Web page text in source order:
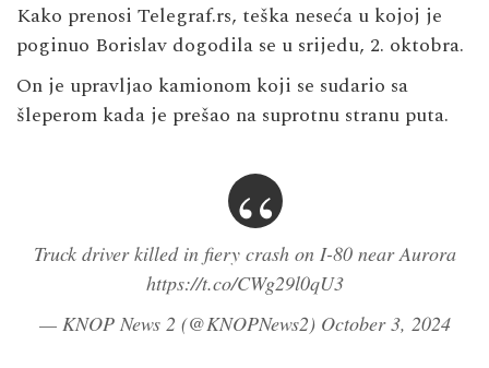
Kako prenosi Telegraf.rs, teška neseća u kojoj je
poginuo Borislav dogodila se u srijedu, 2. oktobra.
On je upravljao kamionom koji se sudario sa
šleperom kada je prešao na suprotnu stranu puta.
Truck driver killed in fiery crash on I-80 near Aurora
https://t.co/CWg29l0qU3
— KNOP News 2 (@KNOPNews2) October 3, 2024